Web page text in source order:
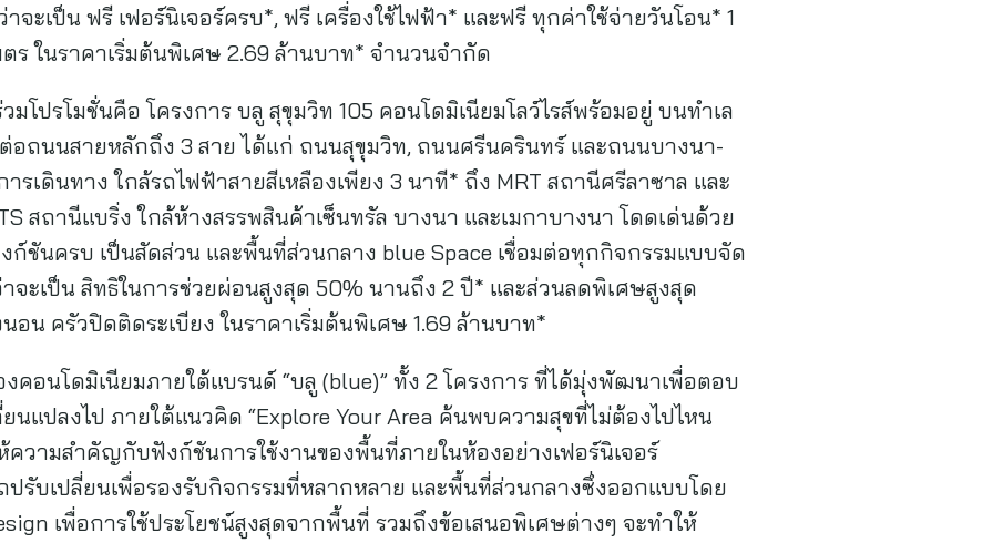
ะเป็น ฟรี เฟอร์นิเจอร์ครบ*, ฟรี เครื่องใช้ไฟฟ้า* และฟรี ทุกค่าใช้จ่ายวันโอน* 1
ร ในราคาเริ่มต้นพิเศษ 2.69 ล้านบาท* จำนวนจำกัด
มโปรโมชั่นคือ โครงการ บลู สุขุมวิท 105 คอนโดมิเนียมโลว์ไรส์พร้อมอยู่ บนทำเล
อถนนสายหลักถึง 3 สาย ได้แก่ ถนนสุขุมวิท, ถนนศรีนครินทร์ และถนนบางนา-
รเดินทาง ใกล้รถไฟฟ้าสายสีเหลืองเพียง 3 นาที* ถึง MRT สถานีศรีลาซาล และ
สถานีแบริ่ง ใกล้ห้างสรรพสินค้าเซ็นทรัล บางนา และเมกาบางนา โดดเด่นด้วย
ชันครบ เป็นสัดส่วน และพื้นที่ส่วนกลาง blue Space เชื่อมต่อทุกกิจกรรมแบบจัด
จะเป็น สิทธิในการช่วยผ่อนสูงสุด 50% นานถึง 2 ปี* และส่วนลดพิเศษสูงสุด
น ครัวปิดติดระเบียง ในราคาเริ่มต้นพิเศษ 1.69 ล้านบาท*
คอนโดมิเนียมภายใต้แบรนด์ “บลู (blue)” ทั้ง 2 โครงการ ที่ได้มุ่งพัฒนาเพื่อตอบ
นแปลงไป ภายใต้แนวคิด “Explore Your Area ค้นพบความสุขที่ไม่ต้องไปไหน
ความสำคัญกับฟังก์ชันการใช้งานของพื้นที่ภายในห้องอย่างเฟอร์นิเจอร์
รับเปลี่ยนเพื่อรองรับกิจกรรมที่หลากหลาย และพื้นที่ส่วนกลางซึ่งออกแบบโดย
เพื่อการใช้ประโยชน์สูงสุดจากพื้นที่ รวมถึงข้อเสนอพิเศษต่างๆ จะทำให้